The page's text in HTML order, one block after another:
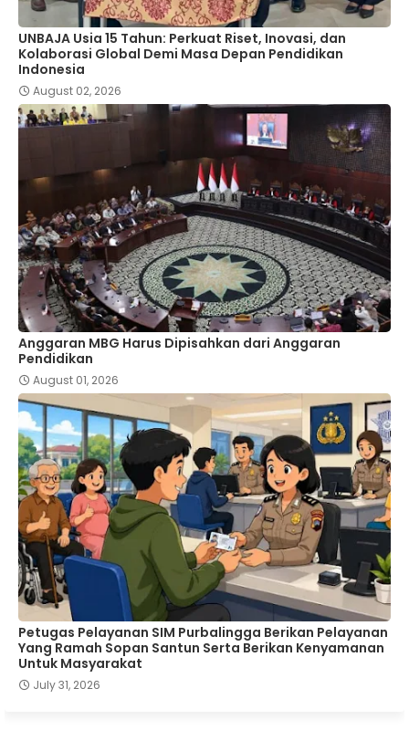
UNBAJA Usia 15 Tahun: Perkuat Riset, Inovasi, dan
Kolaborasi Global Demi Masa Depan Pendidikan
Indonesia
August 02, 2026
Anggaran MBG Harus Dipisahkan dari Anggaran
Pendidikan
August 01, 2026
Petugas Pelayanan SIM Purbalingga Berikan Pelayanan
Yang Ramah Sopan Santun Serta Berikan Kenyamanan
Untuk Masyarakat
July 31, 2026